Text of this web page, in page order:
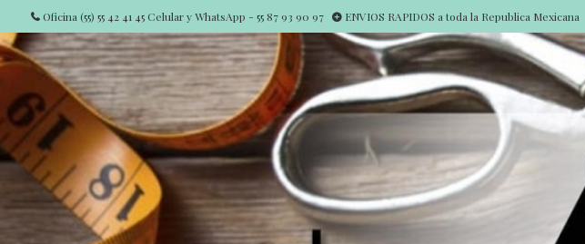
Oficina (55) 55 42 41 45 Celular y WhatsApp - 55 87 93 90 97 ENVIOS RAPIDOS a toda la Republica Mexicana